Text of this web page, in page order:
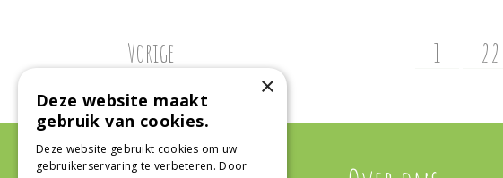
Vorige 1 22
×
Deze website maakt
gebruik van cookies.
Deze website gebruikt cookies om uw
gebruikerservaring te verbeteren. Door